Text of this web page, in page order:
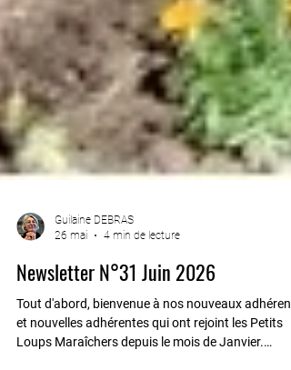
26 mai
4 min de lecture
Newsletter N°31 Juin 2026
Tout d'abord, bienvenue à nos nouveaux